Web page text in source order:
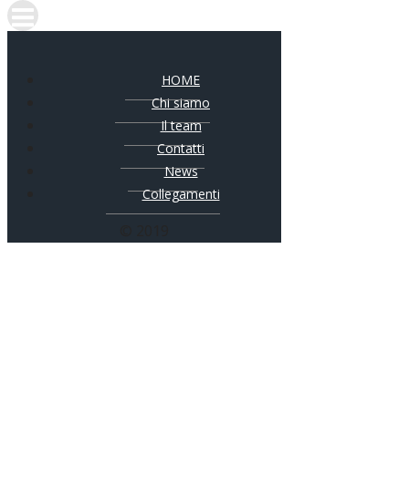
HOME
Chi siamo
Il team
Contatti
News
Collegamenti